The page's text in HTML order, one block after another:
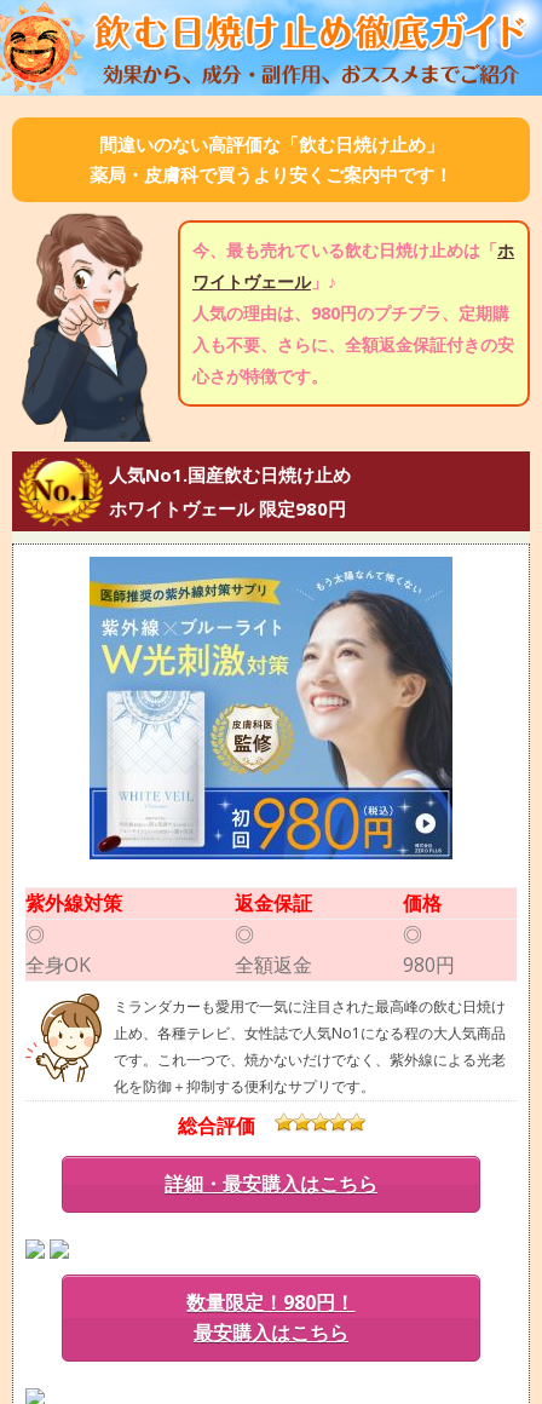
間違いのない高評価な「飲む日焼け止め」
薬局・皮膚科で買うより安くご案内中です！
今、最も売れている飲む日焼け止めは「ホ
ワイトヴェール」♪
人気の理由は、980円のプチプラ、定期購
入も不要、さらに、全額返金保証付きの安
心さが特徴です。
人気No1.国産飲む日焼け止め
ホワイトヴェール 限定980円
紫外線対策 返金保証
価格
◎
全身OK
◎
全額返金
◎
980円
ミランダカーも愛用で一気に注目された最高峰の飲む日焼け
止め、各種テレビ、女性誌で人気No1になる程の大人気商品
です。これ一つで、焼かないだけでなく、紫外線による光老
化を防御＋抑制する便利なサプリです。
総合評価
詳細・最安購入はこちら
数量限定！980円！
最安購入はこちら